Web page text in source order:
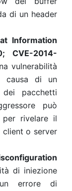
di un header
Information
CVE-2014-
vulnerabilità
causa di un
pacchetti
può
per rivelare il
client o server
di iniezione
errore di